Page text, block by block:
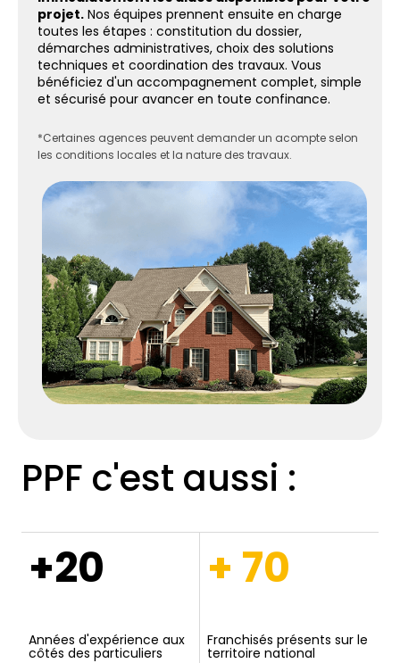
projet. Nos équipes prennent ensuite en charge
toutes les étapes : constitution du dossier,
démarches administratives, choix des solutions
techniques et coordination des travaux. Vous
bénéficiez d'un accompagnement complet, simple
et sécurisé pour avancer en toute confinance.
*Certaines agences peuvent demander un acompte selon
les conditions locales et la nature des travaux.
PPF c'est aussi :
+20
Années d'expérience aux
côtés des particuliers
+ 70
Franchisés présents sur le
territoire national